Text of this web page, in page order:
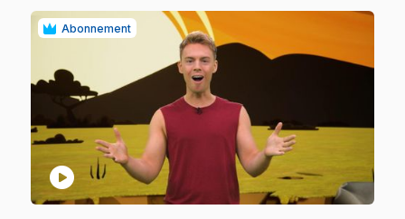
Abonnement
play_circle